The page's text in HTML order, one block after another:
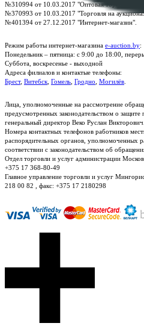
№310994 от 10.03.2017 "Оптовая торговля без
№370993 от 10.03.2017 "Торговля на
№401394 от 27.12.2017 "Интернет-магазин".
Режим работы интернет-магазина e-auction.by:
Понедельник – пятница: с 9:00 до 18:00,
Суббота, воскресенье - выходной
Адреса филиалов и контактые телефоны:
Брест, Витебск Гомель Гродно Могилёв
Лица, уполномоченные на рассмотрение
предусмотренных законодательством о защите
генеральный директор Веко Руслан Викторович.
Номера контактных телефонов работников
распорядительных органов, уполномоченных
соответствии с законодательством об
Отдел торговли и услуг администрации
+375 17 368-80-49
Главное управление торговли и услуг
218 00 82 , факс: +375 17 2180298